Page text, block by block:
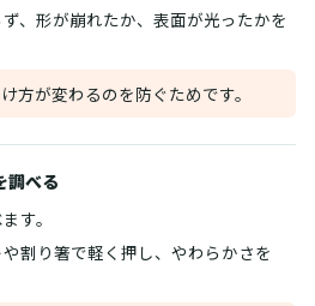
、形が崩れたか、表面が光ったかを
方が変わるのを防ぐためです。
調べる
す。
割り箸で軽く押し、やわらかさを